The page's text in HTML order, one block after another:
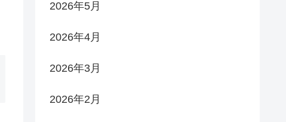
2026年5月
2026年4月
2026年3月
2026年2月